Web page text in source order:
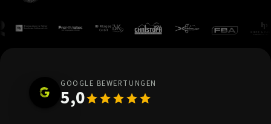
GOOGLE BEWERTUNGEN
5,0